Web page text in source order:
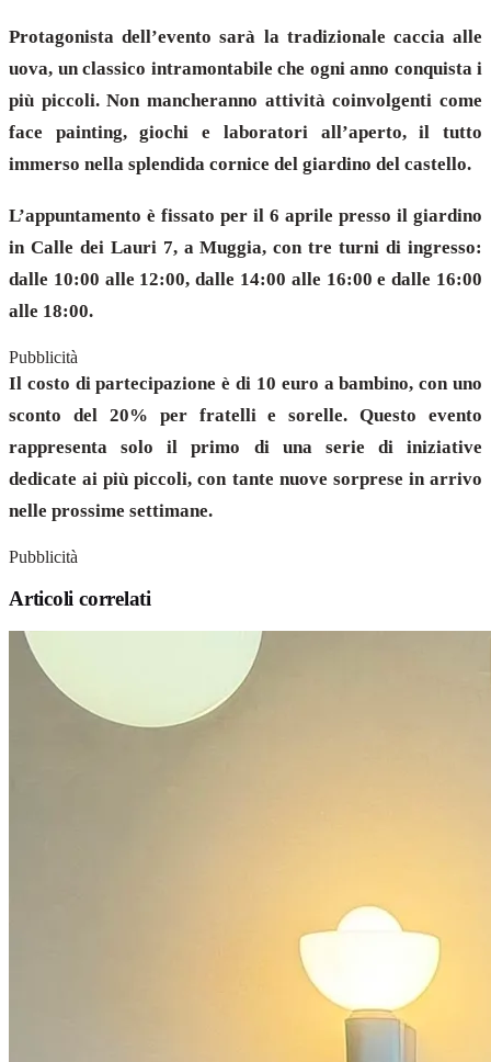
Protagonista dell’evento sarà la tradizionale caccia alle
uova, un classico intramontabile che ogni anno conquista i
più piccoli. Non mancheranno attività coinvolgenti come
face painting, giochi e laboratori all’aperto, il tutto
immerso nella splendida cornice del giardino del castello.
L’appuntamento è fissato per il 6 aprile presso il giardino
in Calle dei Lauri 7, a Muggia, con tre turni di ingresso:
dalle 10:00 alle 12:00, dalle 14:00 alle 16:00 e dalle 16:00
alle 18:00.
Pubblicità
Il costo di partecipazione è di 10 euro a bambino, con uno
sconto del 20% per fratelli e sorelle. Questo evento
rappresenta solo il primo di una serie di iniziative
dedicate ai più piccoli, con tante nuove sorprese in arrivo
nelle prossime settimane.
Pubblicità
Articoli correlati